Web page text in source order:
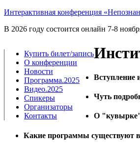
Интерактивная конференция
В 2026 году состоится онлайн 7-8
Купить билет/​запись
О конференции
Новости
Программа.2025
Видео.2025
Спикеры
Организаторы
Контакты
Вступление
Чуть
О "кувырке"
Какие программы существуют